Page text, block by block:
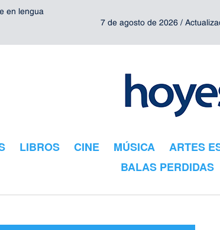
en lengua
7 de agosto de 2026 /
LIBROS CINE MÚSICA ARTES
BALAS PERDIDAS